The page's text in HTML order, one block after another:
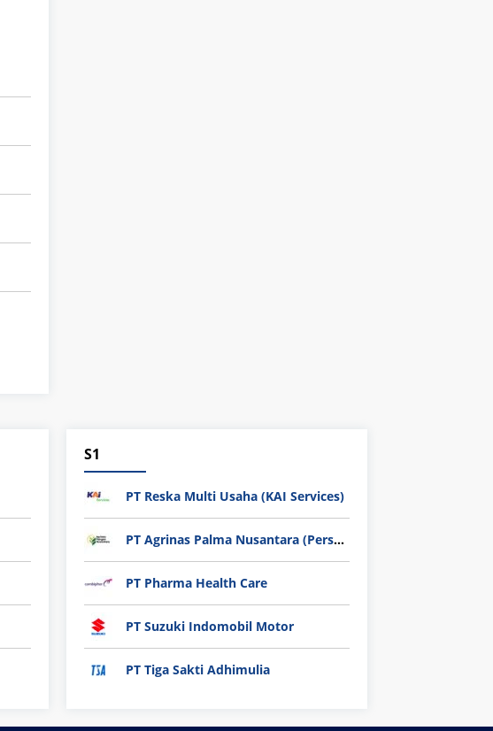
S1
PT Reska Multi Usaha (KAI Services)
PT Agrinas Palma Nusantara (Persero)
PT Pharma Health Care
PT Suzuki Indomobil Motor
PT Tiga Sakti Adhimulia